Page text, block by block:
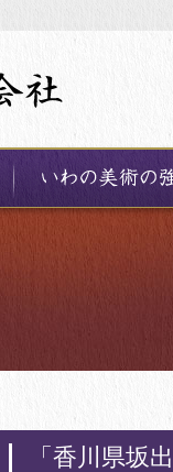
「香川県坂